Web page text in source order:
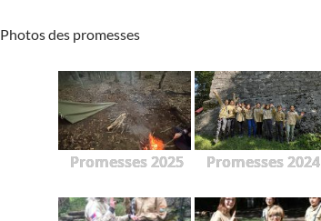
Photos des promesses
Promesses 2025 Promesses 2024